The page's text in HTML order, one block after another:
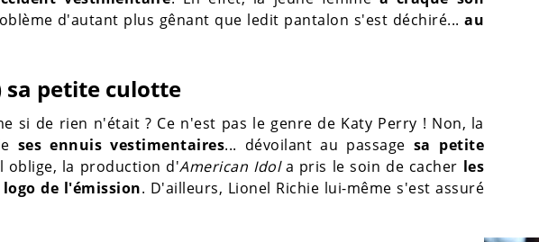
d'autant plus gênant que ledit pantalon s'est déchiré... au
sa petite culotte
si de rien n'était ? Ce n'est pas le genre de Katy Perry ! Non, la
ses ennuis vestimentaires... dévoilant au passage sa petite
oblige, la production d'American Idola pris le soin de cacher les
logo de l'émission. D'ailleurs, Lionel Richie lui-même s'est assuré